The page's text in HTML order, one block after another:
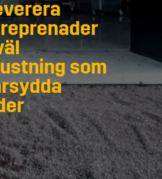
som